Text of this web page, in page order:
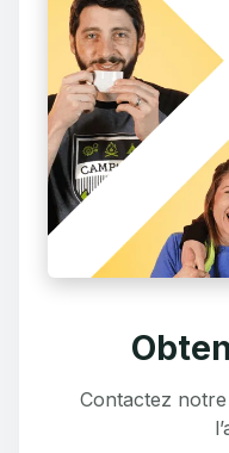
Contactez notre